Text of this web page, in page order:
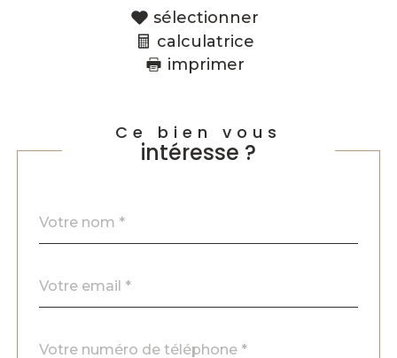
sélectionner
calculatrice
imprimer
Ce bien vous
intéresse ?
par
défaut
*
*
*